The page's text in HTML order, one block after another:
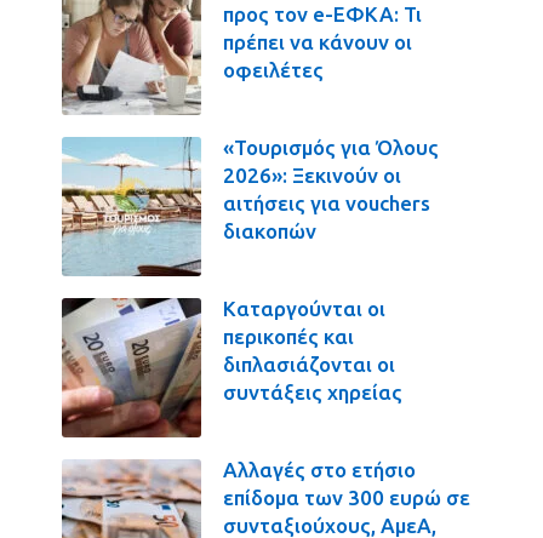
προς τον e-ΕΦΚΑ: Τι
πρέπει να κάνουν οι
οφειλέτες
«Τουρισμός για Όλους
2026»: Ξεκινούν οι
αιτήσεις για vouchers
διακοπών
Καταργούνται οι
περικοπές και
διπλασιάζονται οι
συντάξεις χηρείας
Αλλαγές στο ετήσιο
επίδομα των 300 ευρώ σε
συνταξιούχους, ΑμεΑ,